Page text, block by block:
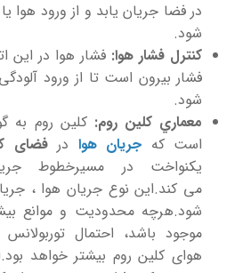
در فضا جریان یابد و از ورود هوا
شود.
کنترل فشار هوا: فشار هوا در این
فشار بیرون است تا از ورود
شود.
معماري کلين روم:کلين روم به
است که جريان هوا درفضای
يکنواخت در مسيرخطوط
می کند.اين نوع جريان هوا ،
شود.هرچه محدوديت و موانع
موجود باشد، احتمال
هوای کلين روم بيشتر خواهد